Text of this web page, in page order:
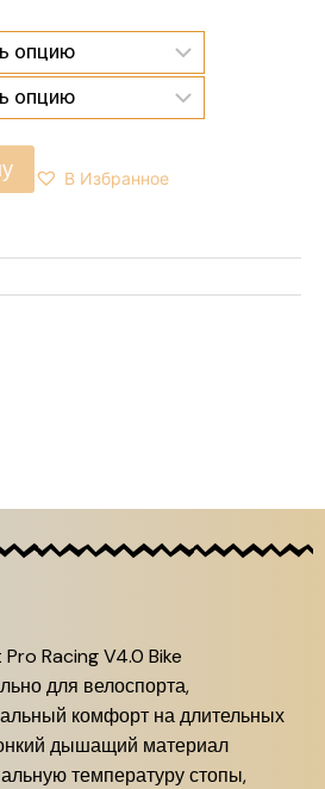
В Избранное
Racing V4.0 Bike
для велоспорта,
комфорт на длительных
дышащий материал
температуру стопы,